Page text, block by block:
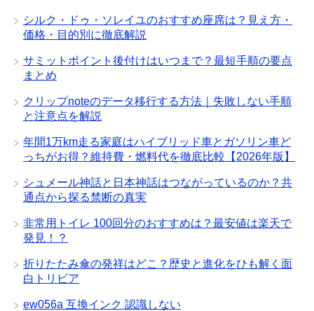
シルク・ドゥ・ソレイユのおすすめ座席は？見え方・
価格・目的別に徹底解説
サミットポイント後付けはいつまで？最短手順の要点
まとめ
クリップnoteのデータ移行する方法｜失敗しない手順
と注意点を解説
年間1万km走る家庭はハイブリッド車とガソリン車ど
っちがお得？維持費・燃料代を徹底比較【2026年版】
シュメール神話と日本神話はつながっているのか？共
通点から探る禁断の真実
非常用トイレ 100回分のおすすめは？最安値は楽天で
発見！？
折りたたみ傘の発祥はどこ？歴史と進化をひも解く面
白トリビア
ew056a 互換インク 認識しない